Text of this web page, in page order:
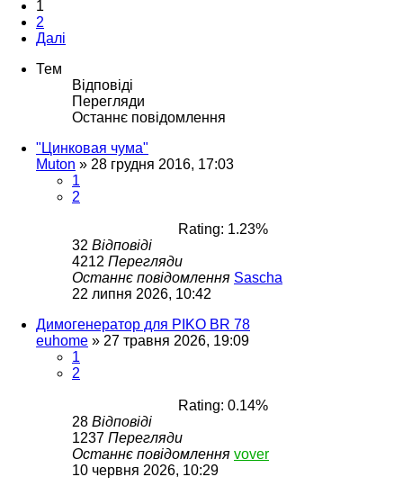
1
2
Далі
Тем
Відповіді
Перегляди
Останнє повідомлення
"Цинковая чума"
Muton » 28 грудня 2016, 17:03
1
2
Rating: 1.23%
32 Відповіді
4212 Перегляди
Останнє повідомлення Sascha
22 липня 2026, 10:42
Димогенератор для PIKO BR 78
euhome » 27 травня 2026, 19:09
1
2
Rating: 0.14%
28 Відповіді
1237 Перегляди
Останнє повідомлення vover
10 червня 2026, 10:29